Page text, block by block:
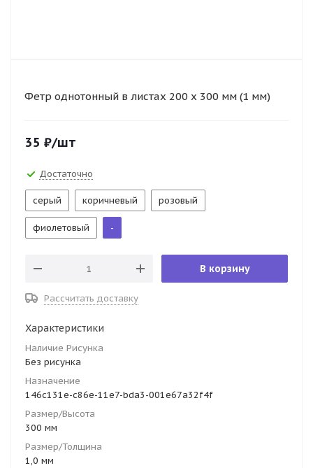
Фетр однотонный в листах 200 х 300 мм (1 мм)
35 ₽/шт
Достаточно
серый коричневый розовый
фиолетовый -
В корзину
Рассчитать доставку
Характеристики
Наличие Рисунка
Без рисунка
Назначение
146c131e-c86e-11e7-bda3-001e67a32f4f
Размер/Высота
300 мм
Размер/Толщина
1,0 мм